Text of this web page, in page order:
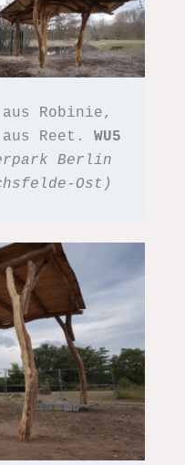
aus Robinie,
aus Reet. WU5
Berlin
Ost)